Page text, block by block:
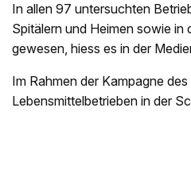
In allen 97 untersuchten
Spitälern und Heimen sowie in
gewesen, hiess es in der
Im Rahmen der Kampagne
Lebensmittelbetrieben in der